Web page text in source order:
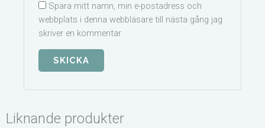
Spara mitt namn, min e-postadress och
webbplats i denna webbläsare till nästa gång jag
skriver en kommentar.
Liknande produkter